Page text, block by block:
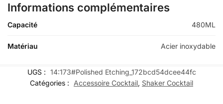
Informations complémentaires
Capacité 480ML
Matériau Acier inoxydable
UGS : 14:173#Polished Etching_172bcd54dcee44fc
Catégories :
Accessoire Cocktail, Shaker Cocktail